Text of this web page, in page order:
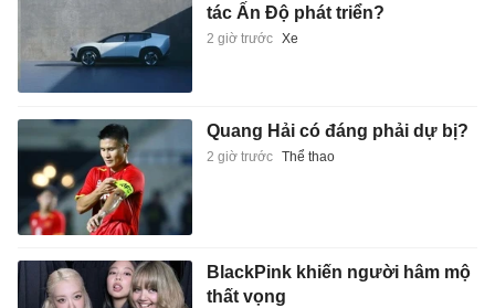
tác Ấn Độ phát triển?
2 giờ trước Xe
Quang Hải có đáng phải dự bị?
2 giờ trước Thể thao
BlackPink khiến người hâm mộ
thất vọng